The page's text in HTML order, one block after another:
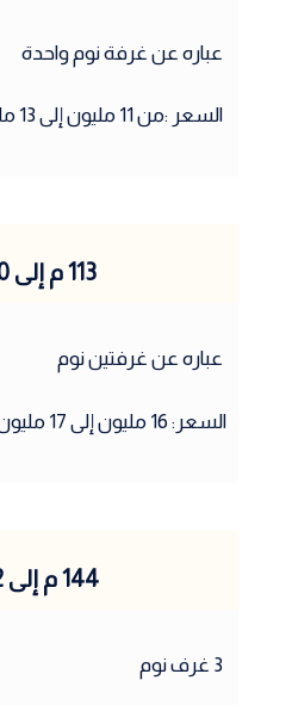
عباره عن غرفة نوم واحدة
السعر :من 11 مليون إلى 13 مليون
113 م إلى 140 م
عباره عن غرفتين نوم
السعر: 16 مليون إلى 17 مليون
144 م إلى 172 م